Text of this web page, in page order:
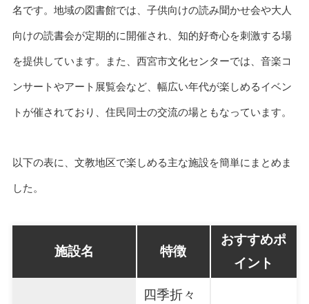
名です。地域の図書館では、子供向けの読み聞かせ会や大人
向けの読書会が定期的に開催され、知的好奇心を刺激する場
を提供しています。また、西宮市文化センターでは、音楽コ
ンサートやアート展覧会など、幅広い年代が楽しめるイベン
トが催されており、住民同士の交流の場ともなっています。
以下の表に、文教地区で楽しめる主な施設を簡単にまとめま
した。
施設名 特徴
おすすめポ
イント
四季折々